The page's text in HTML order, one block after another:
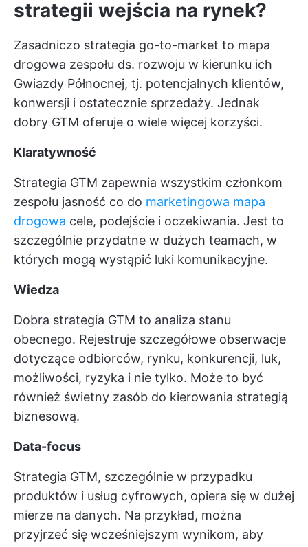
strategii wejścia na rynek?
Zasadniczo strategia go-to-market to mapa
drogowa zespołu ds. rozwoju w kierunku ich
Gwiazdy Północnej, tj. potencjalnych klientów,
konwersji i ostatecznie sprzedaży. Jednak
dobry GTM oferuje o wiele więcej korzyści.
Klaratywność
Strategia GTM zapewnia wszystkim członkom
zespołu jasność co do marketingowa mapa
drogowa cele, podejście i oczekiwania. Jest to
szczególnie przydatne w dużych teamach, w
których mogą wystąpić luki komunikacyjne.
Wiedza
Dobra strategia GTM to analiza stanu
obecnego. Rejestruje szczegółowe obserwacje
dotyczące odbiorców, rynku, konkurencji, luk,
możliwości, ryzyka i nie tylko. Może to być
również świetny zasób do kierowania strategią
biznesową.
Data-focus
Strategia GTM, szczególnie w przypadku
produktów i usług cyfrowych, opiera się w dużej
mierze na danych. Na przykład, można
przyjrzeć się wcześniejszym wynikom, aby